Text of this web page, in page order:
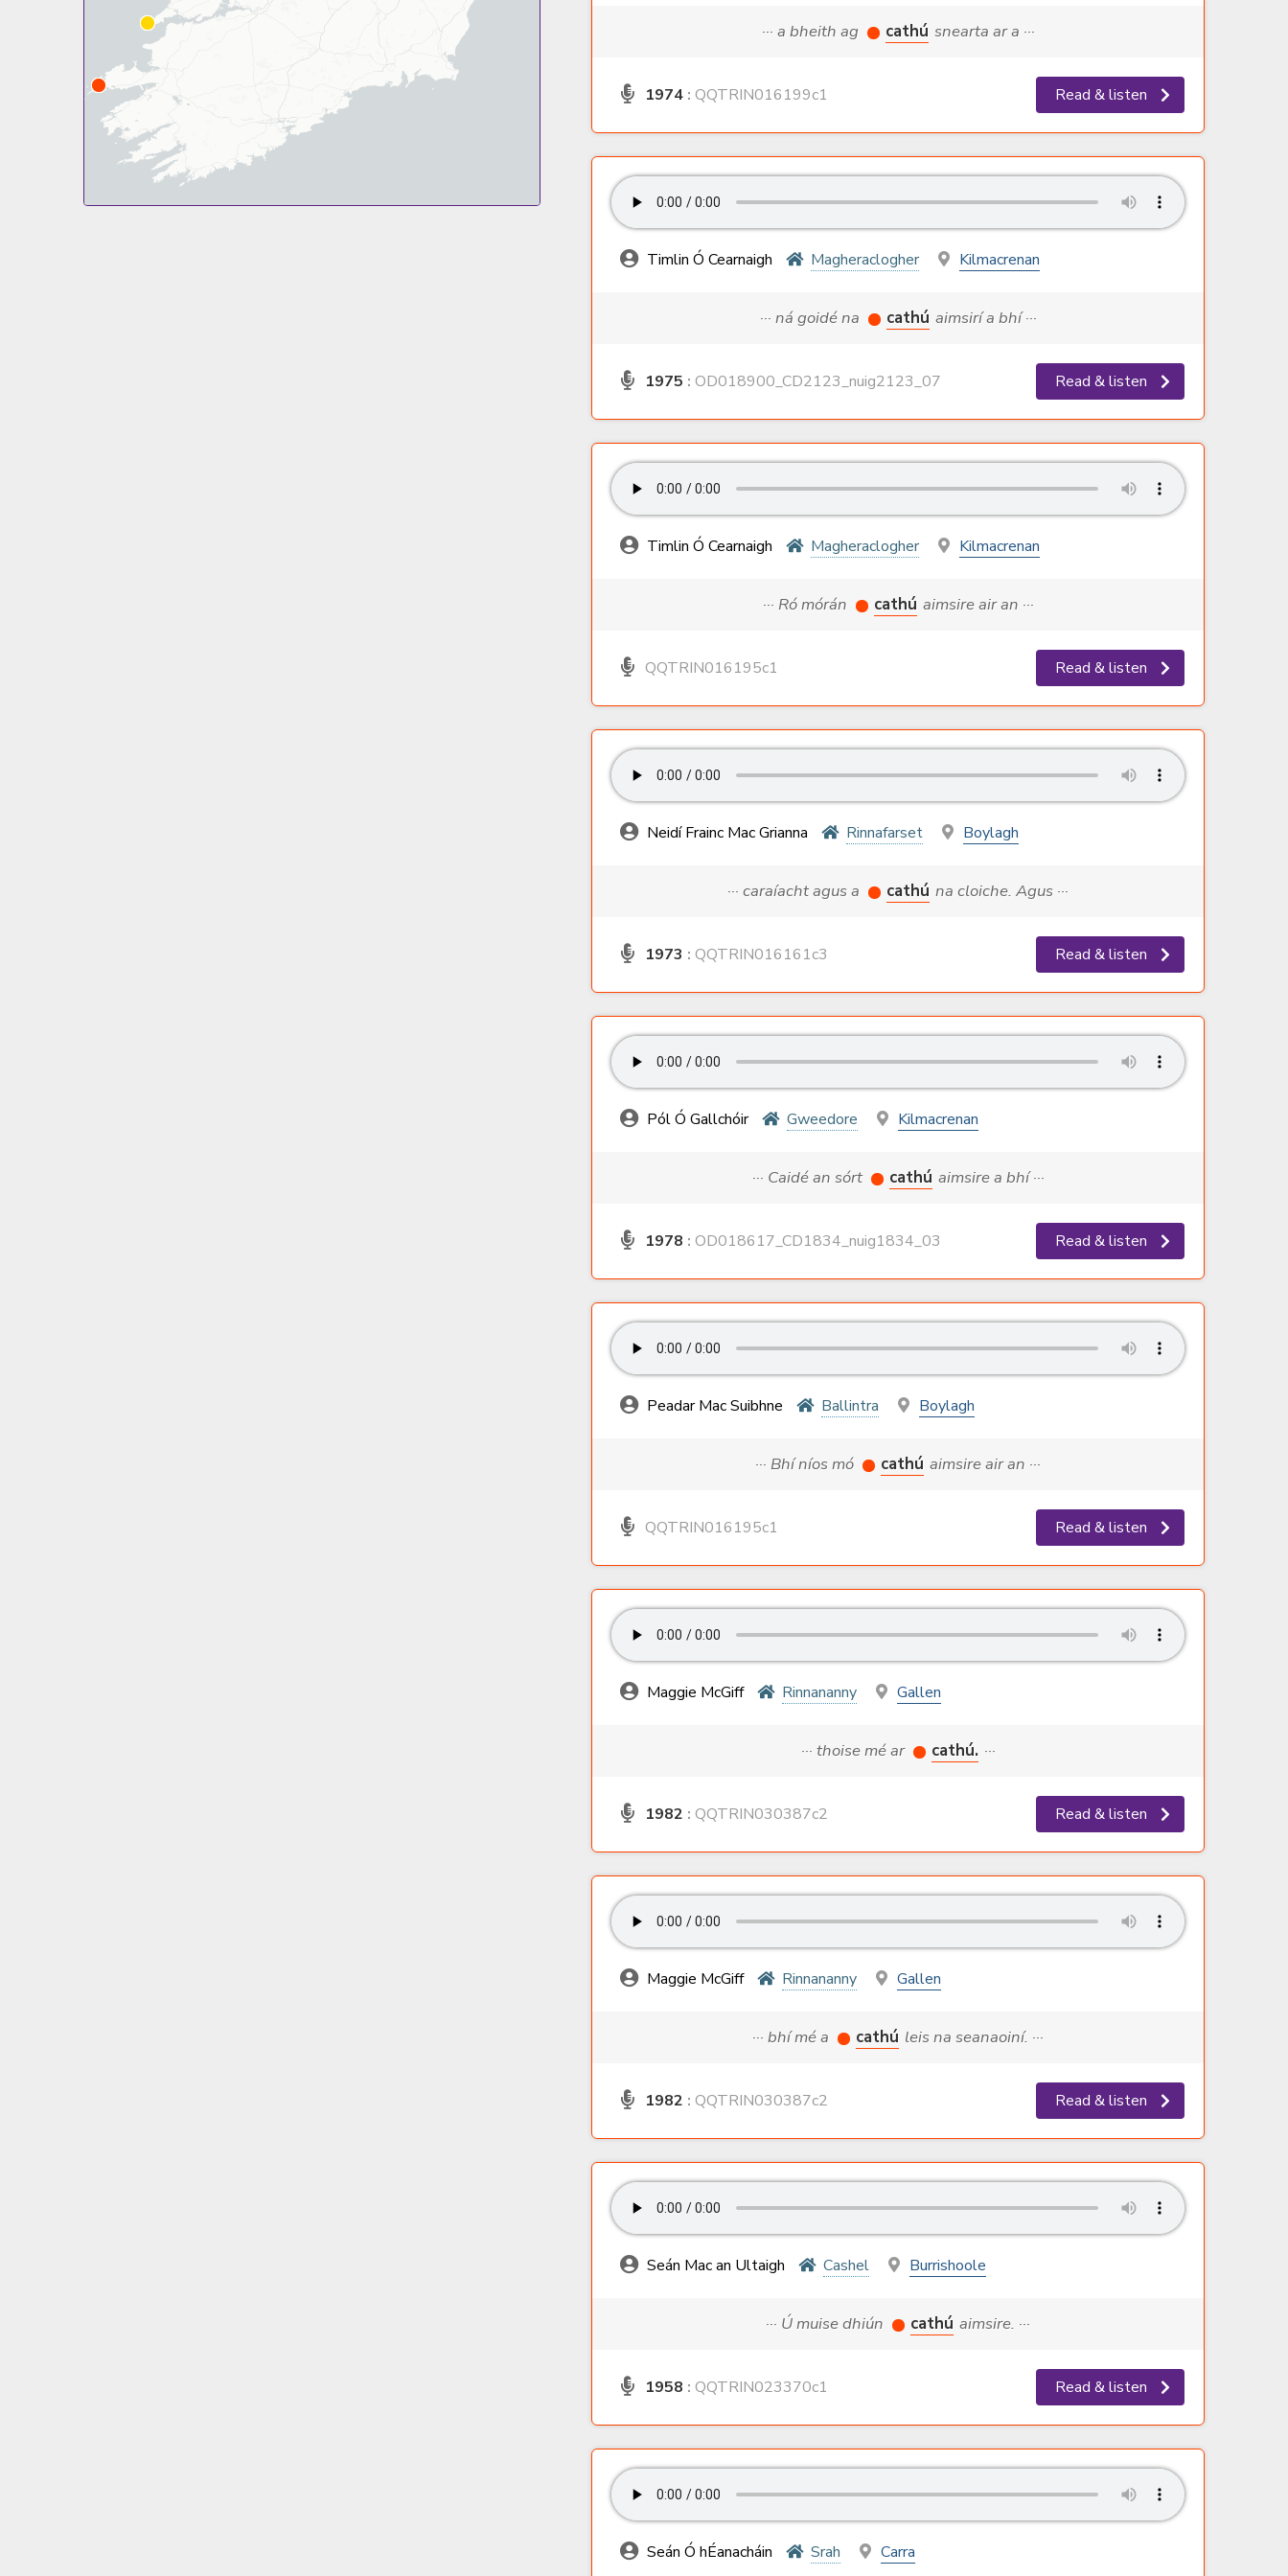
··· a bheith ag cathú snearta ar a ···
1974 : QQTRIN016199c1 Read & listen
Timlin Ó Cearnaigh Magheraclogher Kilmacrenan
··· ná goidé na cathú aimsirí a bhí ···
1975 : OD018900_CD2123_nuig2123_07 Read & listen
Timlin Ó Cearnaigh Magheraclogher Kilmacrenan
··· Ró mórán cathú aimsire air an ···
QQTRIN016195c1 Read & listen
Neidí Frainc Mac Grianna Rinnafarset Boylagh
··· caraíacht agus a cathú na cloiche. Agus ···
1973 : QQTRIN016161c3 Read & listen
Pól Ó Gallchóir Gweedore Kilmacrenan
··· Caidé an sórt cathú aimsire a bhí ···
1978 : OD018617_CD1834_nuig1834_03 Read & listen
Peadar Mac Suibhne Ballintra Boylagh
··· Bhí níos mó cathú aimsire air an ···
QQTRIN016195c1 Read & listen
Maggie McGiff Rinnananny Gallen
··· thoise mé ar cathú. ···
1982 : QQTRIN030387c2 Read & listen
Maggie McGiff Rinnananny Gallen
··· bhí mé a cathú leis na seanaoiní. ···
1982 : QQTRIN030387c2 Read & listen
Seán Mac an Ultaigh Cashel Burrishoole
··· Ú muise dhiún cathú aimsire. ···
1958 : QQTRIN023370c1 Read & listen
Seán Ó hÉanacháin Srah Carra